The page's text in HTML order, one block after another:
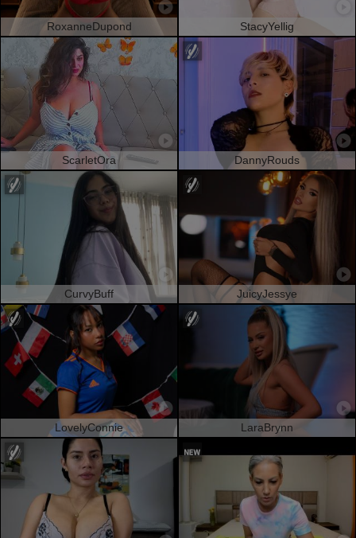
RoxanneDupond StacyYellig
ScarletOra DannyRouds
CurvyBuff JuicyJessye
LovelyConnie LaraBrynn